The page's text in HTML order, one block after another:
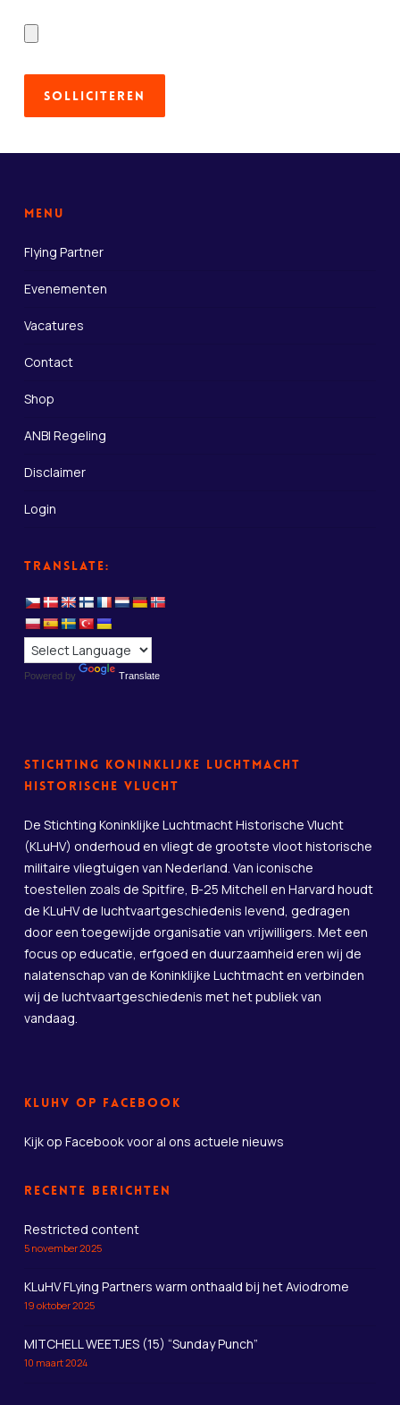
Menu
Flying Partner
Evenementen
Vacatures
Contact
Shop
ANBI Regeling
Disclaimer
Login
Translate:
Powered by Translate
Stichting Koninklijke Luchtmacht
Historische Vlucht
De Stichting Koninklijke Luchtmacht Historische Vlucht
(KLuHV) onderhoud en vliegt de grootste vloot historische
militaire vliegtuigen van Nederland. Van iconische
toestellen zoals de Spitfire, B-25 Mitchell en Harvard houdt
de KLuHV de luchtvaartgeschiedenis levend, gedragen
door een toegewijde organisatie van vrijwilligers. Met een
focus op educatie, erfgoed en duurzaamheid eren wij de
nalatenschap van de Koninklijke Luchtmacht en verbinden
wij de luchtvaartgeschiedenis met het publiek van
vandaag.
KLuHV op Facebook
Kijk op Facebookvoor al ons actuele nieuws
Recente berichten
Restricted content
5 november 2025
KLuHV FLying Partners warm onthaald bij het Aviodrome
19 oktober 2025
MITCHELL WEETJES (15) “Sunday Punch”
10 maart 2024